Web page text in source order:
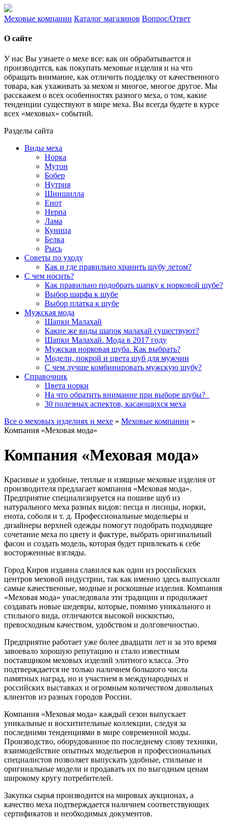
Меховые компании Каталог магазинов Вопрос/Ответ
О сайте
У нас Вы узнаете о мехе все: как он обрабатывается и
производится, как покупать меховые изделия и на что
обращать внимание, как отличить подделку от качественного
товара, как ухаживать за мехом и многое, многое другое. Мы
расскажем о всех особенностях разного меха, о том, какие
тенденции существуют в мире меха. Вы всегда будете в курсе
всех «меховых» событий.
Разделы сайта
Виды меха
Норка
Мутон
Бобер
Нутрия
Шиншилла
Енот
Нерпа
Лама
Куница
Белка
Рысь
Советы по уходу
Как и где правильно хранить шубу летом?
С чем носить?
Как правильно подобрать шапку к норковой шубе?
Выбор шарфа к шубе
Выбор платка к шубе
Мужская мода
Шапки Малахай
Какие же виды шапок малахай существуют?
Шапки Малахай. Мода в 2017 году
Мужская норковая шуба. Как выбрать?
Модели, покрой и цвета шуб для мужчин
С чем лучше комбинировать мужскую шубу?
Справочник
Цвета норки
На что обратить внимание при выборе шубы?
30 полезных аспектов, касающихся меха
Все о меховых изделиях и мехе » Меховые компании »
Компания «Меховая мода»
Компания «Меховая мода»
Красивые и удобные, теплые и изящные меховые изделия от
производителя предлагает компания «Меховая мода».
Предприятие специализируется на пошиве шуб из
натурального меха разных видов: песца и лисицы, норки,
енота, соболя и т. д. Профессиональные модельеры и
дизайнеры верхней одежды помогут подобрать подходящее
сочетание меха по цвету и фактуре, выбрать оригинальный
фасон и создать модель, которая будет привлекать к себе
восторженные взгляды.
Город Киров издавна славился как один из российских
центров меховой индустрии, так как именно здесь выпускали
самые качественные, модные и роскошные изделия. Компания
«Меховая мода» унаследовала эти традиции и продолжает
создавать новые шедевры, которые, помимо уникального и
стильного вида, отличаются высокой носкостью,
превосходным качеством, удобством и долговечностью.
Предприятие работает уже более двадцати лет и за это время
завоевало хорошую репутацию и стало известным
поставщиком меховых изделий элитного класса. Это
подтверждается не только наличием большого числа
памятных наград, но и участием в международных и
российских выставках и огромным количеством довольных
клиентов из разных городов России.
Компания «Меховая мода» каждый сезон выпускает
уникальные и восхитительные коллекции, следуя за
последними тенденциями в мире современной моды.
Производство, оборудованное по последнему слову техники,
взаимодействие опытных модельеров и профессиональных
специалистов позволяет выпускать удобные, стильные и
оригинальные модели и продавать их по выгодным ценам
широкому кругу потребителей.
Закупка сырья производится на мировых аукционах, а
качество меха подтверждается наличием соответствующих
сертификатов и необходимых документов.